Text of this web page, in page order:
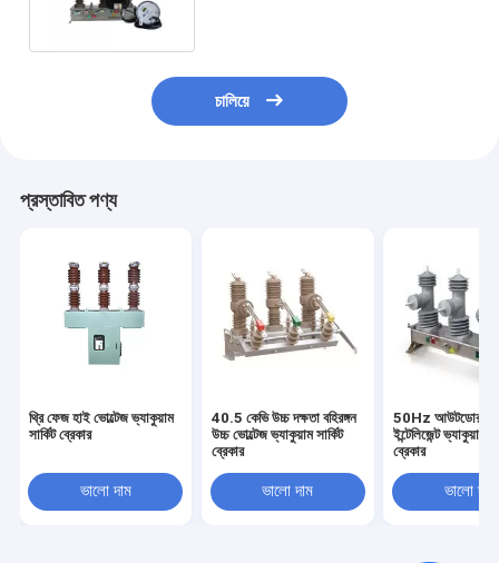
চালিয়ে
প্রস্তাবিত পণ্য
থ্রি ফেজ হাই ভোল্টেজ ভ্যাকুয়াম
সার্কিট ব্রেকার
ভালো দাম
40.5 কেভি উচ্চ দক্ষতা বহিরঙ্গন
উচ্চ ভোল্টেজ ভ্যাকুয়াম সার্কিট
ব্রেকার
ভালো দাম
50Hz আউটডোর
ইন্টেলিজেন্ট ভ্যাকুয়াম
ব্রেকার
ভালো দাম